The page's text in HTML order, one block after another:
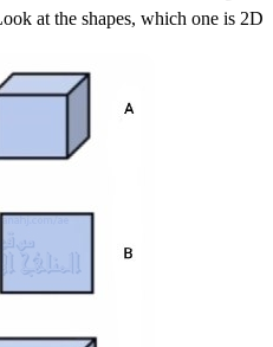
Look at the shapes, which one is 2D